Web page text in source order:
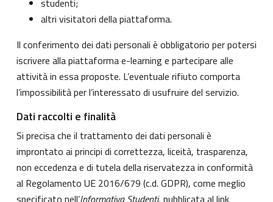
altri visitatori della piattaforma.
Il conferimento dei dati personali è obbligatorio per potersi
iscrivere alla piattaforma e-learning e partecipare alle
attività in essa proposte. L’eventuale rifiuto comporta
l’impossibilità per l’interessato di usufruire del servizio.
Dati raccolti e finalità
Si precisa che il trattamento dei dati personali è
improntato ai principi di correttezza, liceità, trasparenza,
non eccedenza e di tutela della riservatezza in conformità
al Regolamento UE 2016/679 (c.d. GDPR), come meglio
specificato nell’Informativa Studenti, pubblicata al link